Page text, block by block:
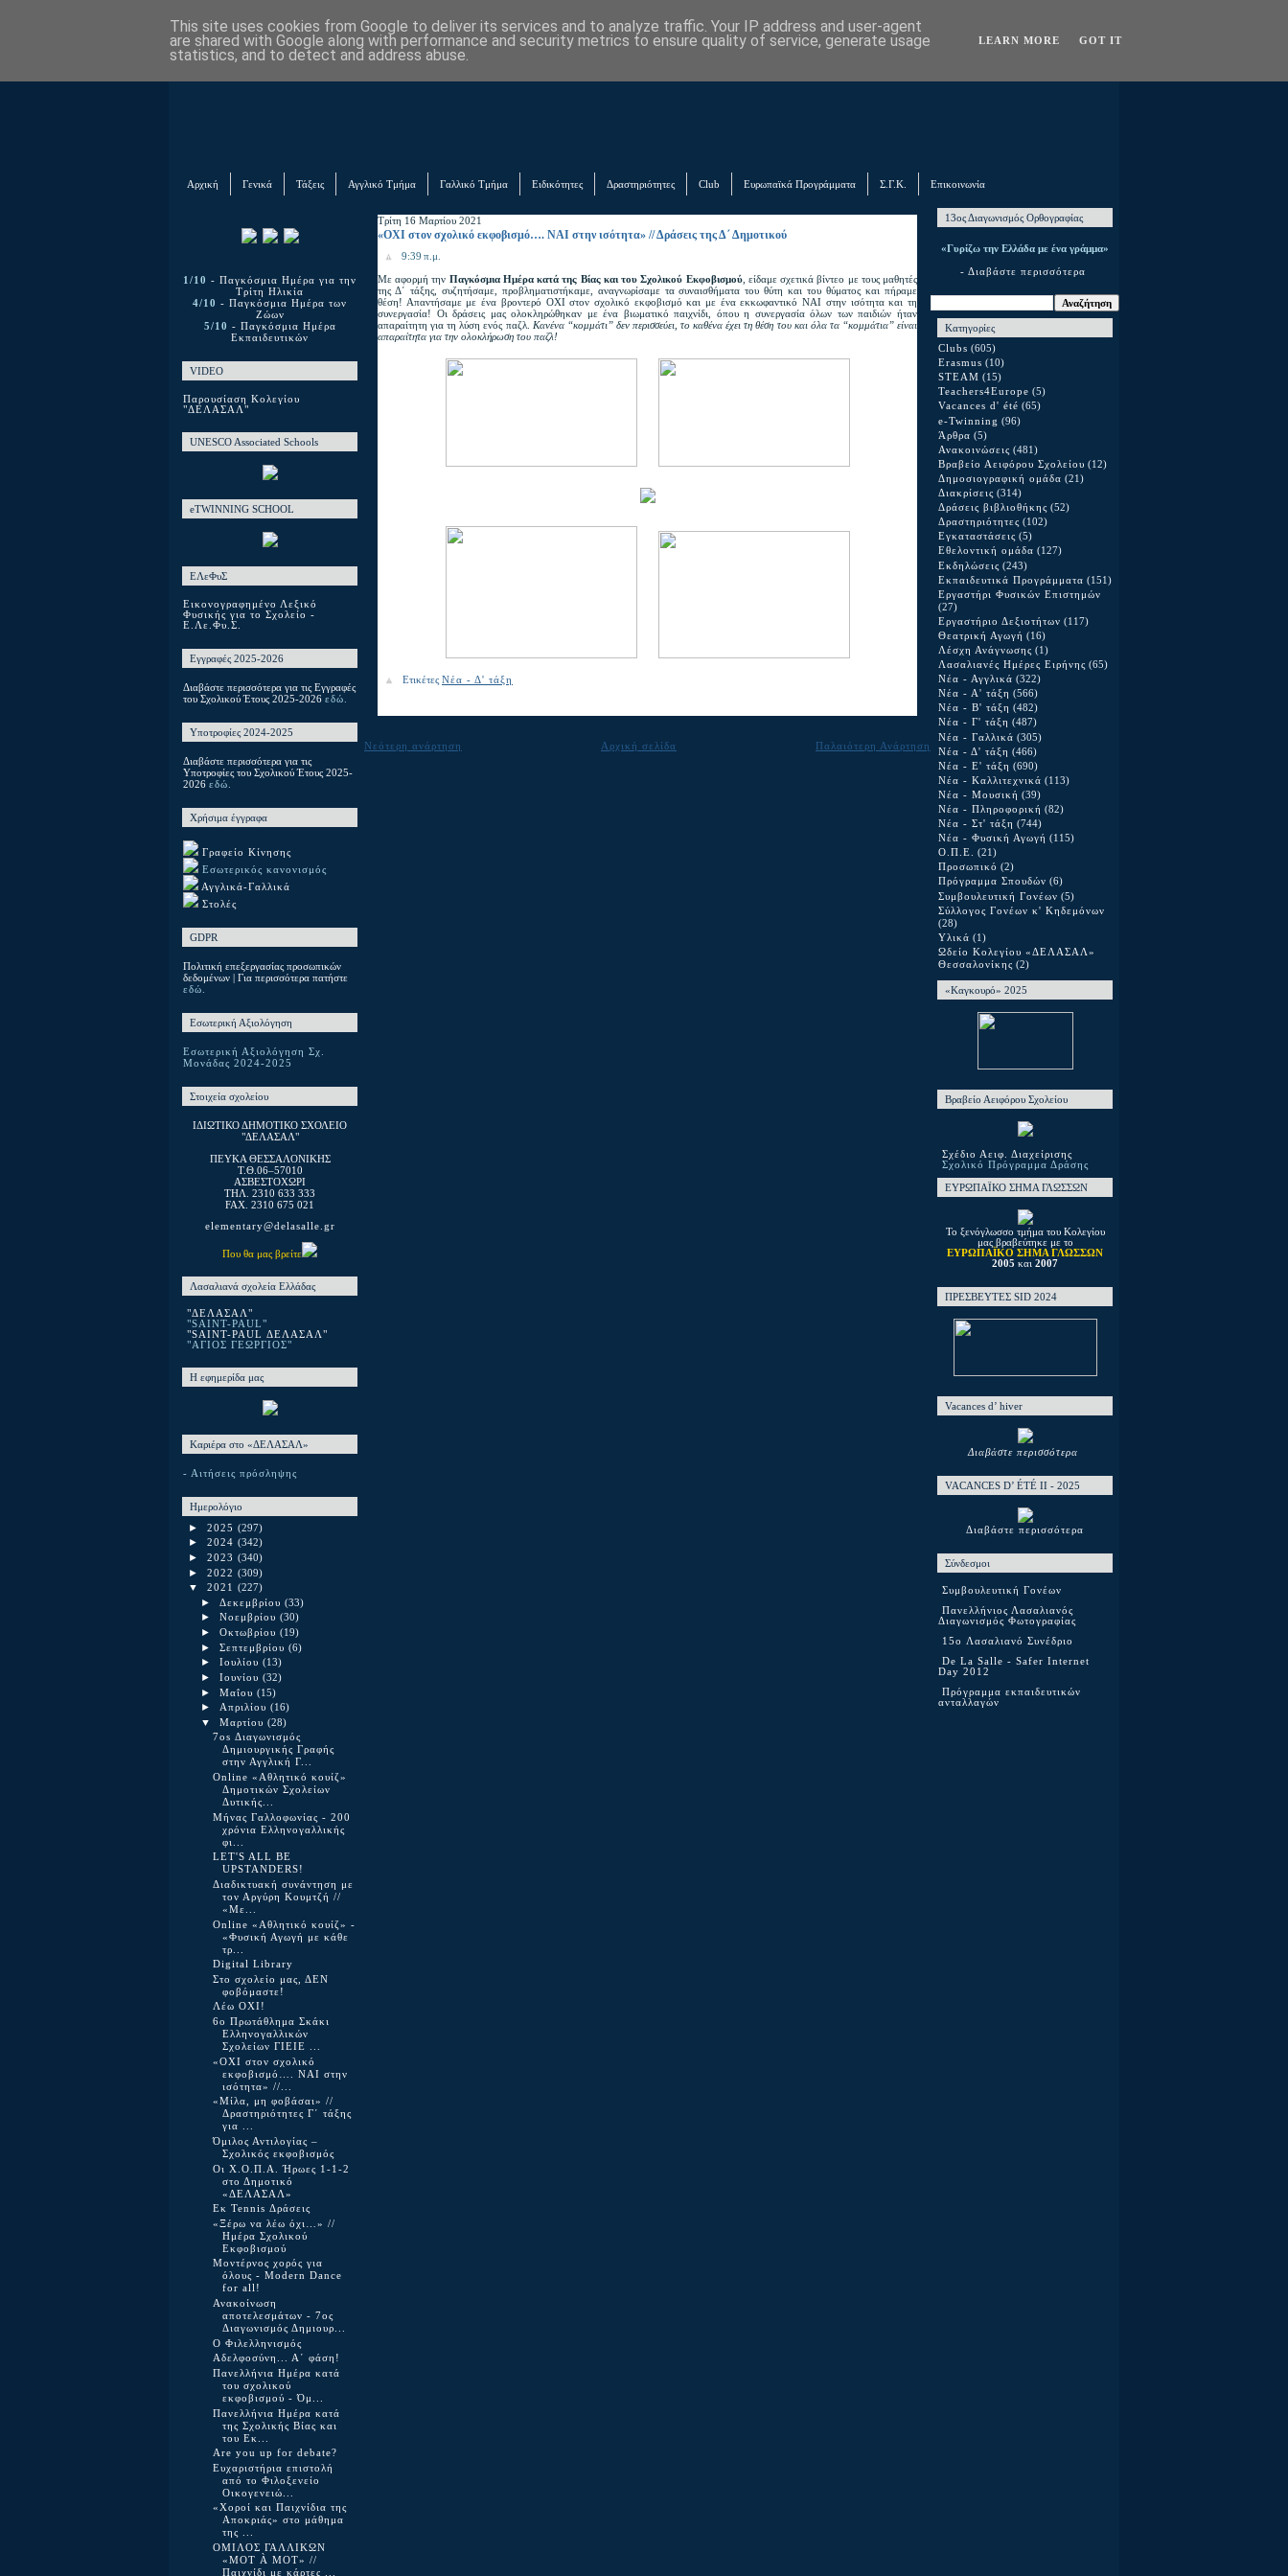
Αρχική Γενικά Τάξεις Αγγλικό Τμήμα Γαλλικό Τμήμα Ειδικότητες Δραστηριότητες Club Ευρωπαϊκά Προγράμματα Σ.Γ.Κ. Επικοινωνία
1/10 - Παγκόσμια Ημέρα για την
Τρίτη Ηλικία
4/10 - Παγκόσμια Ημέρα των
Ζώων
5/10 - Παγκόσμια Ημέρα
Εκπαιδευτικών
VIDEO
Παρουσίαση Κολεγίου
"ΔΕΛΑΣΑΛ"
UNESCO Associated Schools
eTWINNING SCHOOL
ΕΛεΦυΣ
Εικονογραφημένο Λεξικό
Φυσικής για το Σχολείο -
Ε.Λε.Φυ.Σ.
Εγγραφές 2025-2026
Διαβάστε περισσότερα για τις Εγγραφές
του Σχολικού Έτους 2025-2026 εδώ.
Υποτροφίες 2024-2025
Διαβάστε περισσότερα για τις
Υποτροφίες του Σχολικού Έτους 2025-
2026 εδώ.
Χρήσιμα έγγραφα
Γραφείο Κίνησης
Εσωτερικός κανονισμός
Αγγλικά-Γαλλικά
Στολές
GDPR
Πολιτική επεξεργασίας προσωπικών
δεδομένων | Για περισσότερα πατήστε
εδώ.
Εσωτερική Αξιολόγηση
Εσωτερική Αξιολόγηση Σχ.
Μονάδας 2024-2025
Στοιχεία σχολείου
ΙΔΙΩΤΙΚΟ ΔΗΜΟΤΙΚΟ ΣΧΟΛΕΙΟ
"ΔΕΛΑΣΑΛ"
ΠΕΥΚΑ ΘΕΣΣΑΛΟΝΙΚΗΣ
T.Θ.06–57010
ΑΣΒΕΣΤΟΧΩΡΙ
ΤΗΛ. 2310 633 333
FAX. 2310 675 021
elementary@delasalle.gr
Που θα μας βρείτε
Λασαλιανά σχολεία Ελλάδας
"ΔΕΛΑΣΑΛ"
"SAINT-PAUL"
"SAINT-PAUL ΔΕΛΑΣΑΛ"
"ΑΓΙΟΣ ΓΕΩΡΓΙΟΣ"
Η εφημερίδα μας
Καριέρα στο «ΔΕΛΑΣΑΛ»
- Αιτήσεις πρόσληψης
Ημερολόγιο
► 2025 (297)
► 2024 (342)
► 2023 (340)
► 2022 (309)
▼ 2021 (227)
► Δεκεμβρίου (33)
► Νοεμβρίου (30)
► Οκτωβρίου (19)
► Σεπτεμβρίου (6)
► Ιουλίου (13)
► Ιουνίου (32)
► Μαΐου (15)
► Απριλίου (16)
▼ Μαρτίου (28)
7os Διαγωνισμός
Δημιουργικής Γραφής
στην Αγγλική Γ...
Online «Αθλητικό κουίζ»
Δημοτικών Σχολείων
Δυτικής...
Μήνας Γαλλοφωνίας - 200
χρόνια Ελληνογαλλικής
φι...
LET'S ALL BE
UPSTANDERS!
Διαδικτυακή συνάντηση με
τον Αργύρη Κουμτζή //
«Με...
Online «Αθλητικό κουίζ» -
«Φυσική Αγωγή με κάθε
τρ...
Digital Library
Στο σχολείο μας, ΔΕΝ
φοβόμαστε!
Λέω ΟΧΙ!
6ο Πρωτάθλημα Σκάκι
Ελληνογαλλικών
Σχολείων ΓΙΕΙΕ ...
«ΟΧΙ στον σχολικό
εκφοβισμό…. ΝΑΙ στην
ισότητα» //...
«Μίλα, μη φοβάσαι» //
Δραστηριότητες Γ΄ τάξης
για ...
Όμιλος Αντιλογίας –
Σχολικός εκφοβισμός
Οι Χ.Ο.Π.Α. Ήρωες 1-1-2
στο Δημοτικό
«ΔΕΛΑΣΑΛ»
Εκ Tennis Δράσεις
«Ξέρω να λέω όχι…» //
Ημέρα Σχολικού
Εκφοβισμού
Μοντέρνος χορός για
όλους - Modern Dance
for all!
Ανακοίνωση
αποτελεσμάτων - 7ος
Διαγωνισμός Δημιουρ...
Ο Φιλελληνισμός
Αδελφοσύνη... Α΄ φάση!
Πανελλήνια Ημέρα κατά
του σχολικού
εκφοβισμού - Όμ...
Πανελλήνια Ημέρα κατά
της Σχολικής Βίας και
του Εκ...
Are you up for debate?
Ευχαριστήρια επιστολή
από το Φιλοξενείο
Οικογενειώ...
«Χοροί και Παιχνίδια της
Αποκριάς» στο μάθημα
της ...
ΟΜΙΛΟΣ ΓΑΛΛΙΚΩΝ
«MOT À MOT» //
Παιχνίδι με κάρτες ...
Τρίτη 16 Μαρτίου 2021
«ΟΧΙ στον σχολικό εκφοβισμό…. ΝΑΙ στην ισότητα» // Δράσεις της Δ΄ Δημοτικού
9:39 π.μ.
Με αφορμή την Παγκόσμια Ημέρα κατά της Βίας και του Σχολικού Εκφοβισμού, είδαμε σχετικά βίντεο με τους μαθητές
της Δ΄ τάξης, συζητήσαμε, προβληματιστήκαμε, αναγνωρίσαμε τα συναισθήματα του θύτη και του θύματος και πήραμε
θέση! Απαντήσαμε με ένα βροντερό ΟΧΙ στον σχολικό εκφοβισμό και με ένα εκκωφαντικό ΝΑΙ στην ισότητα και τη
συνεργασία! Οι δράσεις μας ολοκληρώθηκαν με ένα βιωματικό παιχνίδι, όπου η συνεργασία όλων των παιδιών ήταν
απαραίτητη για τη λύση ενός παζλ. Κανένα “κομμάτι” δεν περισσεύει, το καθένα έχει τη θέση του και όλα τα “κομμάτια” είναι
απαραίτητα για την ολοκλήρωση του παζλ!
Ετικέτες Νέα - Δ' τάξη
Νεότερη ανάρτηση Παλαιότερη Ανάρτηση
Αρχική σελίδα
13ος Διαγωνισμός Ορθογραφίας
«Γυρίζω την Ελλάδα με ένα γράμμα»
- Διαβάστε περισσότερα
Κατηγορίες
Clubs (605)
Erasmus (10)
STEAM (15)
Teachers4Europe (5)
Vacances d' été (65)
e-Twinning (96)
Άρθρα (5)
Ανακοινώσεις (481)
Βραβείο Αειφόρου Σχολείου (12)
Δημοσιογραφική ομάδα (21)
Διακρίσεις (314)
Δράσεις βιβλιοθήκης (52)
Δραστηριότητες (102)
Εγκαταστάσεις (5)
Εθελοντική ομάδα (127)
Εκδηλώσεις (243)
Εκπαιδευτικά Προγράμματα (151)
Εργαστήρι Φυσικών Επιστημών
(27)
Εργαστήριο Δεξιοτήτων (117)
Θεατρική Αγωγή (16)
Λέσχη Ανάγνωσης (1)
Λασαλιανές Ημέρες Ειρήνης (65)
Νέα - Αγγλικά (322)
Νέα - Α' τάξη (566)
Νέα - Β' τάξη (482)
Νέα - Γ' τάξη (487)
Νέα - Γαλλικά (305)
Νέα - Δ' τάξη (466)
Νέα - Ε' τάξη (690)
Νέα - Καλλιτεχνικά (113)
Νέα - Μουσική (39)
Νέα - Πληροφορική (82)
Νέα - Στ' τάξη (744)
Νέα - Φυσική Αγωγή (115)
Ο.Π.Ε. (21)
Προσωπικό (2)
Πρόγραμμα Σπουδών (6)
Συμβουλευτική Γονέων (5)
Σύλλογος Γονέων κ' Κηδεμόνων
(28)
Υλικά (1)
Ωδείο Κολεγίου «ΔΕΛΑΣΑΛ»
Θεσσαλονίκης (2)
«Καγκουρό» 2025
Βραβείο Αειφόρου Σχολείου
Σχέδιο Αειφ. Διαχείρισης
Σχολικό Πρόγραμμα Δράσης
ΕΥΡΩΠΑΪΚΟ ΣΗΜΑ ΓΛΩΣΣΩΝ
Το ξενόγλωσσο τμήμα του Κολεγίου
μας βραβεύτηκε με το
ΕΥΡΩΠΑΪΚΟ ΣΗΜΑ ΓΛΩΣΣΩΝ
2005 και 2007
ΠΡΕΣΒΕΥΤΕΣ SID 2024
Vacances d’ hiver
Διαβάστε περισσότερα
VACANCES D’ ÉTÉ ΙΙ - 2025
Διαβάστε περισσότερα
Σύνδεσμοι
Συμβουλευτική Γονέων
Πανελλήνιος Λασαλιανός
Διαγωνισμός Φωτογραφίας
15o Λασαλιανό Συνέδριο
De La Salle - Safer Internet
Day 2012
Πρόγραμμα εκπαιδευτικών
ανταλλαγών
This site uses cookies from Google to deliver its services and to analyze traffic. Your IP address and user-agent
are shared with Google along with performance and security metrics to ensure quality of service, generate usage
statistics, and to detect and address abuse.
LEARN MORE GOT IT